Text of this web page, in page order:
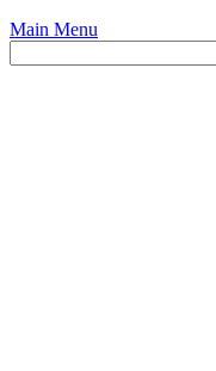
Main Menu